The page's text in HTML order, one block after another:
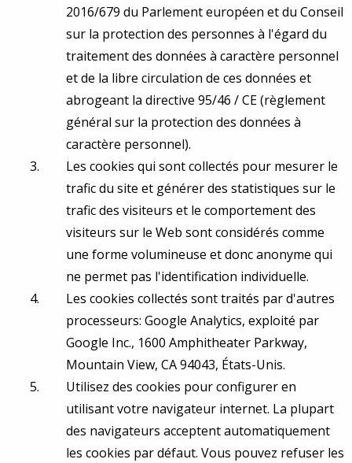
2016/679 du Parlement européen et du Conseil
sur la protection des personnes à l'égard du
traitement des données à caractère personnel
et de la libre circulation de ces données et
abrogeant la directive 95/46 / CE (règlement
général sur la protection des données à
caractère personnel).
Les cookies qui sont collectés pour mesurer le
trafic du site et générer des statistiques sur le
trafic des visiteurs et le comportement des
visiteurs sur le Web sont considérés comme
une forme volumineuse et donc anonyme qui
ne permet pas l'identification individuelle.
Les cookies collectés sont traités par d'autres
processeurs: Google Analytics, exploité par
Google Inc., 1600 Amphitheater Parkway,
Mountain View, CA 94043, États-Unis.
Utilisez des cookies pour configurer en
utilisant votre navigateur internet. La plupart
des navigateurs acceptent automatiquement
les cookies par défaut. Vous pouvez refuser les